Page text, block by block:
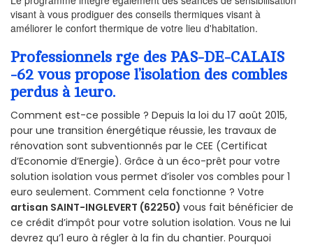
visant à vous prodiguer des conseils thermiques visant à
améliorer le confort thermique de votre lieu d'habitation.
Professionnels rge des PAS-DE-CALAIS
-62 vous propose l’isolation des combles
perdus à 1euro.
Comment est-ce possible ? Depuis la loi du 17 août 2015,
pour une transition énergétique réussie, les travaux de
rénovation sont subventionnés par le CEE (Certificat
d’Economie d’Energie). Grâce à un éco-prêt pour votre
solution isolation vous permet d’isoler vos combles pour 1
euro seulement. Comment cela fonctionne ? Votre
artisan SAINT-INGLEVERT (62250) vous fait bénéficier de
ce crédit d’impôt pour votre solution isolation. Vous ne lui
devrez qu’1 euro à régler à la fin du chantier. Pourquoi